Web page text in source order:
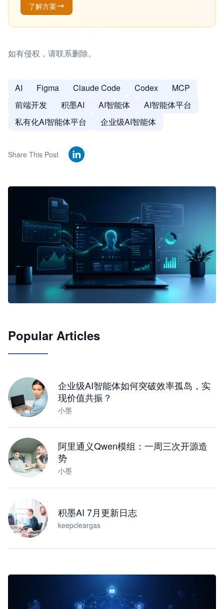
了解方案
如有侵权，请联系删除。
AI Figma Claude Code Codex
MCP
前端开发
积墨AI AI智能体
AI智能体平台
私有化AI智能体平台
企业级AI智能体
Share This Post
JimoClaw 桌面 AI Agent 工作台
Popular Articles
企业级AI智能体如何突破效率孤岛，实
现价值共振？
小墨
阿里通义Qwen模组：一周三次开源造
势
小墨
积墨AI 7月更新日志
keepcleargas